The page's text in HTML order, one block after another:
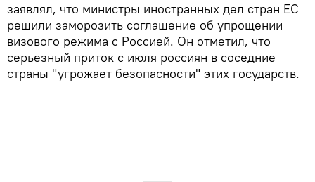
заявлял, что министры иностранных дел стран ЕС
решили заморозить соглашение об упрощении
визового режима с Россией. Он отметил, что
серьезный приток с июля россиян в соседние
страны "угрожает безопасности" этих государств.